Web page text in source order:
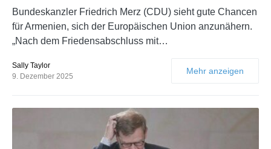
Bundeskanzler Friedrich Merz (CDU) sieht gute Chancen
für Armenien, sich der Europäischen Union anzunähern.
„Nach dem Friedensabschluss mit…
Sally Taylor
9. Dezember 2025
Mehr anzeigen